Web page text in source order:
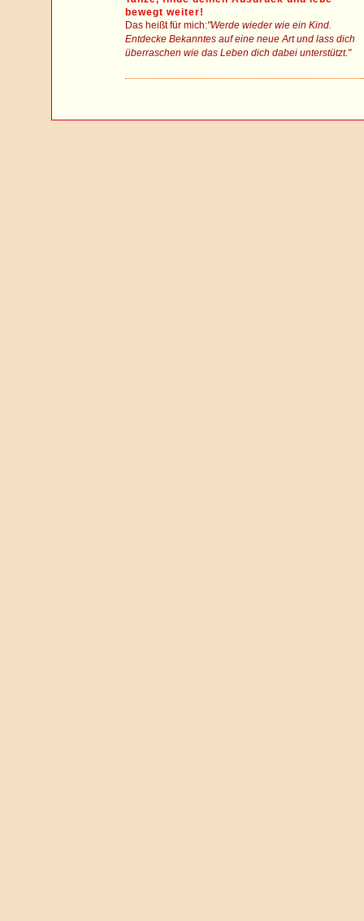
bewegt weiter!
Das heißt für mich:"Werde wieder wie ein Kind.
Entdecke Bekanntes auf eine neue Art und lass dich
überraschen wie das Leben dich dabei unterstützt."